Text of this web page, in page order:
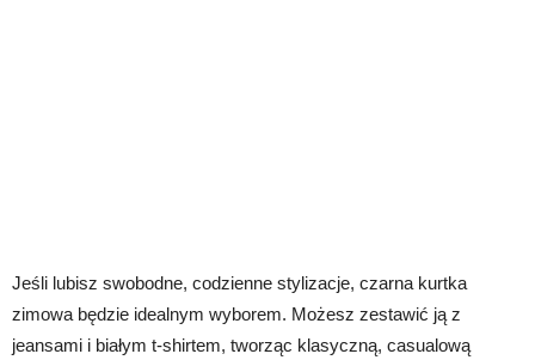
Jeśli lubisz swobodne, codzienne stylizacje, czarna kurtka
zimowa będzie idealnym wyborem. Możesz zestawić ją z
jeansami i białym t-shirtem, tworząc klasyczną, casualową